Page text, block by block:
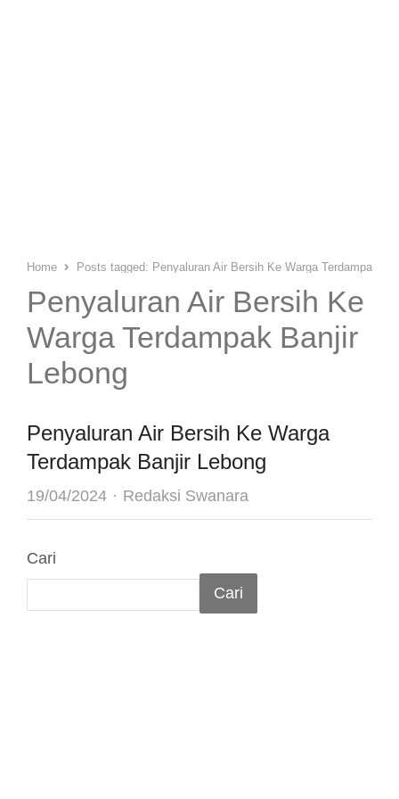
Home Posts tagged: Penyaluran Air Bersih Ke Warga Terdampak
Penyaluran Air Bersih Ke
Warga Terdampak Banjir
Lebong
Penyaluran Air Bersih Ke Warga
Terdampak Banjir Lebong
19/04/2024 Author
Redaksi Swanara
Cari
Cari